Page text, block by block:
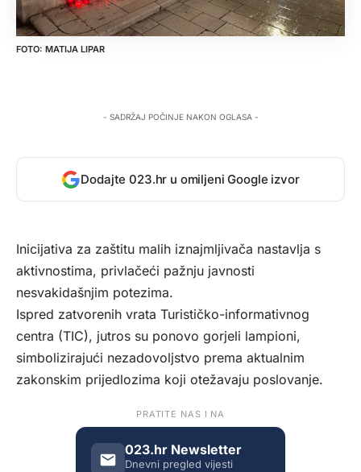
MATIJA LIPAR
- SADRŽAJ POČINJE NAKON OGLASA -
Dodajte 023.hr u omiljeni Google izvor
Inicijativa za zaštitu malih iznajmljivača nastavlja s
aktivnostima, privlačeći pažnju javnosti
nesvakidašnjim potezima.
Ispred zatvorenih vrata Turističko-informativnog
centra (TIC), jutros su ponovo gorjeli lampioni,
simbolizirajući nezadovoljstvo prema aktualnim
zakonskim prijedlozima koji otežavaju poslovanje.
PRATITE NAS I NA
023.hr Newsletter
Dnevni pregled vijesti